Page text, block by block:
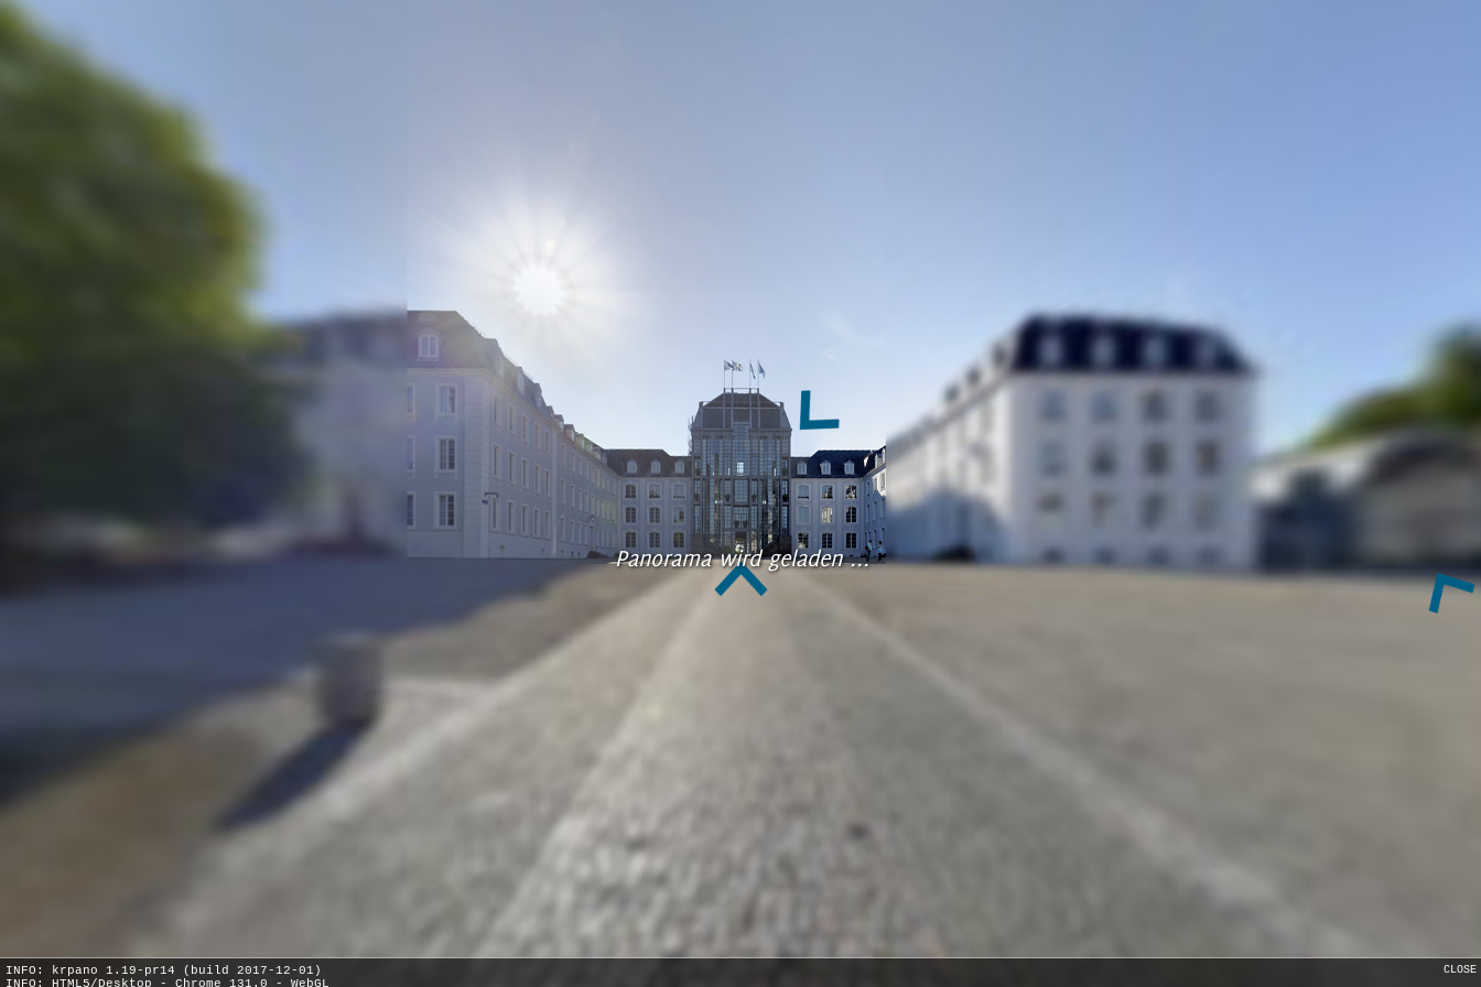
Panorama wird geladen ...
INFO: krpano 1.19-pr14 (build 2017-12-01)
INFO: HTML5/Desktop - Chrome 131.0 - WebGL
CLOSE